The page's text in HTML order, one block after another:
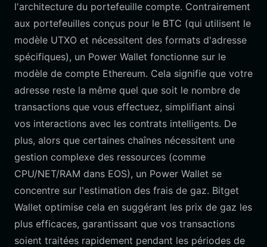
l'architecture du portefeuille compte. Contrairement
aux portefeuilles conçus pour le BTC (qui utilisent le
modèle UTXO et nécessitent des formats d'adresse
spécifiques), un Power Wallet fonctionne sur le
modèle de compte Ethereum. Cela signifie que votre
adresse reste la même quel que soit le nombre de
transactions que vous effectuez, simplifiant ainsi
vos interactions avec les contrats intelligents. De
plus, alors que certaines chaînes nécessitent une
gestion complexe des ressources (comme
CPU/NET/RAM dans EOS), un Power Wallet se
concentre sur l'estimation des frais de gaz. Bitget
Wallet optimise cela en suggérant les prix de gaz les
plus efficaces, garantissant que vos transactions
soient traitées rapidement pendant les périodes de